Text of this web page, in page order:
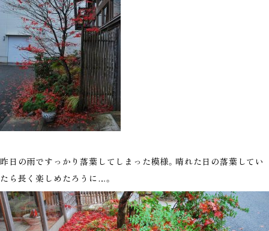
昨日の雨ですっかり落葉してしまった模様。晴れた日の落葉してい
たら長く楽しめたろうに…。